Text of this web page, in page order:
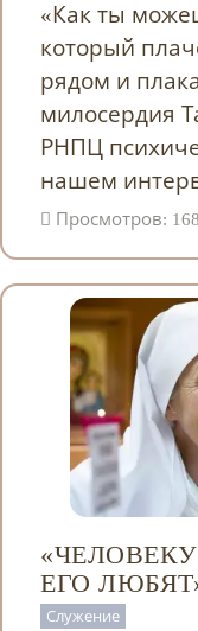
«Как ты
который
рядом и
милосердия
РНПЦ
нашем
Просмотров:
ЕГО
Служение